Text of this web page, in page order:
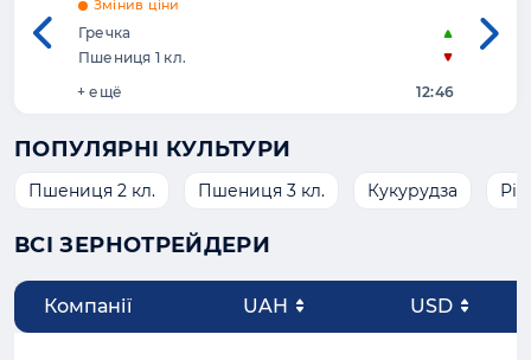
Змінив ціни
Гречка
Пшениця 1 кл.
+ ещё
12:46
ПОПУЛЯРНІ КУЛЬТУРИ
Пшениця 2 кл. Пшениця 3 кл. Кукурудза
ВСІ ЗЕРНОТРЕЙДЕРИ
Компанії UAH USD